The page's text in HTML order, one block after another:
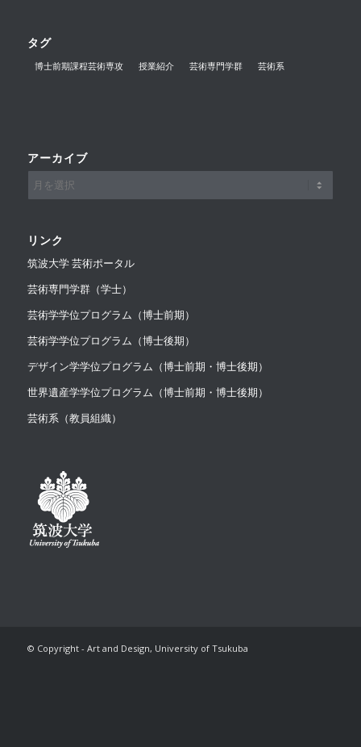
タグ
博士前期課程芸術専攻 授業紹介 芸術専門学群 芸術系
アーカイブ
リンク
筑波大学 芸術ポータル
芸術専門学群（学士）
芸術学学位プログラム（博士前期）
芸術学学位プログラム（博士後期）
デザイン学学位プログラム（博士前期・博士後期）
世界遺産学学位プログラム（博士前期・博士後期）
芸術系（教員組織）
© Copyright - Art and Design, University of Tsukuba